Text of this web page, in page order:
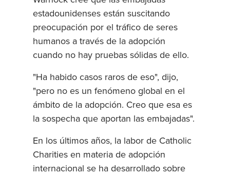
estadounidenses están suscitando
preocupación por el tráfico de seres
humanos a través de la adopción
cuando no hay pruebas sólidas de ello.
"Ha habido casos raros de eso", dijo,
"pero no es un fenómeno global en el
ámbito de la adopción. Creo que esa es
la sospecha que aportan las embajadas".
En los últimos años, la labor de Catholic
Charities en materia de adopción
internacional se ha desarrollado sobre